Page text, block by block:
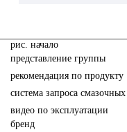
pис. начало
представление группы
рекомендация по продукту
система запроса
видео по эксплуатации
бренд